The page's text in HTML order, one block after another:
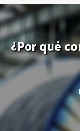
¿Por qué